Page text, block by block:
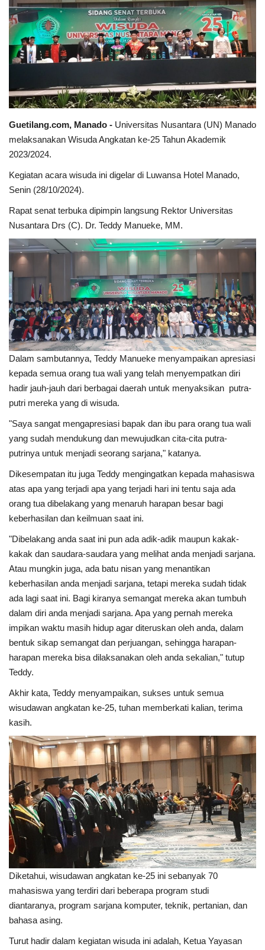
Keamanan
Kejahatan
UMKM & Ekonomi Kreatif
Pekerja Migran Indonesia
Ekonomi
Informasi Journalism
Olahraga
Kesehatan
Layanan Publik
Perempuan/Anak
Guetilang.com, Manado - Universitas Nusantara (UN) Manado
melaksanakan Wisuda Angkatan ke-25 Tahun Akademik
2023/2024.
Kegiatan acara wisuda ini digelar di Luwansa Hotel Manado,
Senin (28/10/2024).
Rapat senat terbuka dipimpin langsung Rektor Universitas
Nusantara Drs (C). Dr. Teddy Manueke, MM.
Dalam sambutannya, Teddy Manueke menyampaikan apresiasi
kepada semua orang tua wali yang telah menyempatkan diri
hadir jauh-jauh dari berbagai daerah untuk menyaksikan putra-
putri mereka yang di wisuda.
"Saya sangat mengapresiasi bapak dan ibu para orang tua wali
yang sudah mendukung dan mewujudkan cita-cita putra-
putrinya untuk menjadi seorang sarjana," katanya.
Dikesempatan itu juga Teddy mengingatkan kepada mahasiswa
atas apa yang terjadi apa yang terjadi hari ini tentu saja ada
orang tua dibelakang yang menaruh harapan besar bagi
keberhasilan dan keilmuan saat ini.
"Dibelakang anda saat ini pun ada adik-adik maupun kakak-
kakak dan saudara-saudara yang melihat anda menjadi sarjana.
Atau mungkin juga, ada batu nisan yang menantikan
keberhasilan anda menjadi sarjana, tetapi mereka sudah tidak
ada lagi saat ini. Bagi kiranya semangat mereka akan tumbuh
dalam diri anda menjadi sarjana. Apa yang pernah mereka
impikan waktu masih hidup agar diteruskan oleh anda, dalam
bentuk sikap semangat dan perjuangan, sehingga harapan-
harapan mereka bisa dilaksanakan oleh anda sekalian," tutup
Teddy.
Akhir kata, Teddy menyampaikan, sukses untuk semua
wisudawan angkatan ke-25, tuhan memberkati kalian, terima
kasih.
Diketahui, wisudawan angkatan ke-25 ini sebanyak 70
mahasiswa yang terdiri dari beberapa program studi
diantaranya, program sarjana komputer, teknik, pertanian, dan
bahasa asing.
Turut hadir dalam kegiatan wisuda ini adalah, Ketua Yayasan